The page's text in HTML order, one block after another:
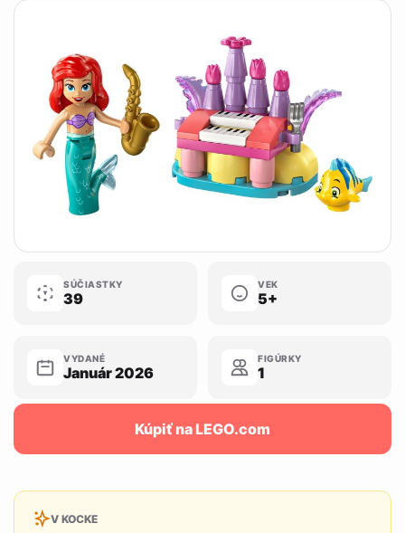
SÚČIASTKY
39
VEK
5+
VYDANÉ
Január 2026
FIGÚRKY
1
Kúpiť na LEGO.com
V KOCKE